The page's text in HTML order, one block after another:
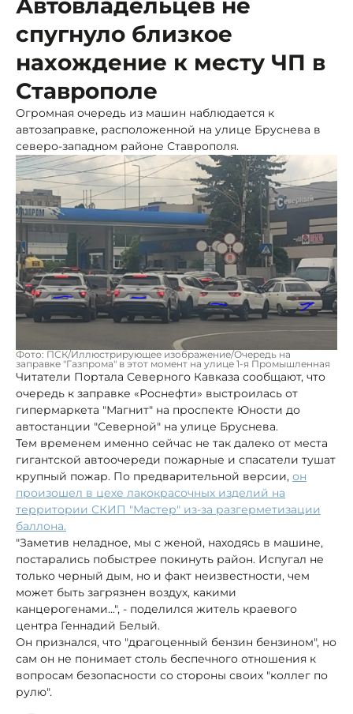
Автовладельцев не
спугнуло близкое
нахождение к месту ЧП в
Ставрополе
Огромная очередь из машин наблюдается к
автозаправке, расположенной на улице Бруснева в
северо-западном районе Ставрополя.
Фото: ПСК/Иллюстрирующее изображение/Очередь на
заправке "Газпрома" в этот момент на улице 1-я Промышленная
Читатели Портала Северного Кавказа сообщают, что
очередь к заправке «Роснефти» выстроилась от
гипермаркета "Магнит" на проспекте Юности до
автостанции "Северной" на улице Бруснева.
Тем временем именно сейчас не так далеко от места
гигантской автоочереди пожарные и спасатели тушат
крупный пожар. По предварительной версии, он
произошел в цехе лакокрасочных изделий на
территории СКИП "Мастер" из-за разгерметизации
баллона.
"Заметив неладное, мы с женой, находясь в машине,
постарались побыстрее покинуть район. Испугал не
только черный дым, но и факт неизвестности, чем
может быть загрязнен воздух, какими
канцерогенами...", - поделился житель краевого
центра Геннадий Белый.
Он признался, что "драгоценный бензин бензином", но
сам он не понимает столь беспечного отношения к
вопросам безопасности со стороны своих "коллег по
рулю".